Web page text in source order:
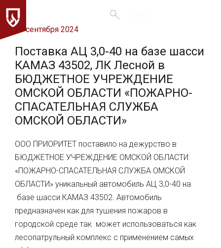
20 сентября 2024
Поставка АЦ 3,0-40 на базе шасси
КАМАЗ 43502, ЛК Лесной в
БЮДЖЕТНОЕ УЧРЕЖДЕНИЕ
ОМСКОЙ ОБЛАСТИ «ПОЖАРНО-
СПАСАТЕЛЬНАЯ СЛУЖБА
ОМСКОЙ ОБЛАСТИ»
ООО ПРИОРИТЕТ поставило на дежурство в
БЮДЖЕТНОЕ УЧРЕЖДЕНИЕ ОМСКОЙ ОБЛАСТИ
«ПОЖАРНО-СПАСАТЕЛЬНАЯ СЛУЖБА ОМСКОЙ
ОБЛАСТИ» уникальный автомобиль АЦ 3,0-40 на
базе шасси КАМАЗ 43502. Автомобиль
предназначен как для тушения пожаров в
городской среде так может использоваться как
лесопатрульный комплекс с применением самых